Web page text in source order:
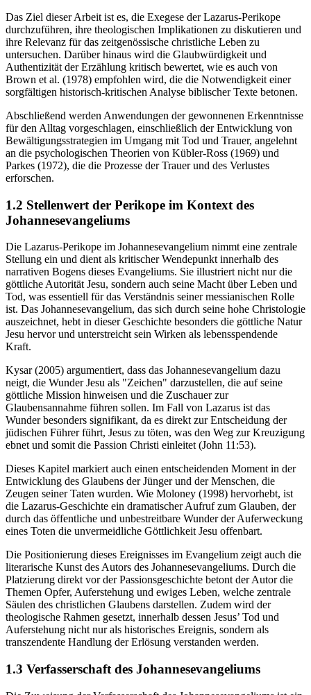
Das Ziel dieser Arbeit ist es, die Exegese der Lazarus-Perikope
durchzuführen, ihre theologischen Implikationen zu diskutieren und
ihre Relevanz für das zeitgenössische christliche Leben zu
untersuchen. Darüber hinaus wird die Glaubwürdigkeit und
Authentizität der Erzählung kritisch bewertet, wie es auch von
Brown et al. (1978) empfohlen wird, die die Notwendigkeit einer
sorgfältigen historisch-kritischen Analyse biblischer Texte betonen.
Abschließend werden Anwendungen der gewonnenen Erkenntnisse
für den Alltag vorgeschlagen, einschließlich der Entwicklung von
Bewältigungsstrategien im Umgang mit Tod und Trauer, angelehnt
an die psychologischen Theorien von Kübler-Ross (1969) und
Parkes (1972), die die Prozesse der Trauer und des Verlustes
erforschen.
1.2 Stellenwert der Perikope im Kontext des
Johannesevangeliums
Die Lazarus-Perikope im Johannesevangelium nimmt eine zentrale
Stellung ein und dient als kritischer Wendepunkt innerhalb des
narrativen Bogens dieses Evangeliums. Sie illustriert nicht nur die
göttliche Autorität Jesu, sondern auch seine Macht über Leben und
Tod, was essentiell für das Verständnis seiner messianischen Rolle
ist. Das Johannesevangelium, das sich durch seine hohe Christologie
auszeichnet, hebt in dieser Geschichte besonders die göttliche Natur
Jesu hervor und unterstreicht sein Wirken als lebensspendende
Kraft.
Kysar (2005) argumentiert, dass das Johannesevangelium dazu
neigt, die Wunder Jesu als "Zeichen" darzustellen, die auf seine
göttliche Mission hinweisen und die Zuschauer zur
Glaubensannahme führen sollen. Im Fall von Lazarus ist das
Wunder besonders signifikant, da es direkt zur Entscheidung der
jüdischen Führer führt, Jesus zu töten, was den Weg zur Kreuzigung
ebnet und somit die Passion Christi einleitet (John 11:53).
Dieses Kapitel markiert auch einen entscheidenden Moment in der
Entwicklung des Glaubens der Jünger und der Menschen, die
Zeugen seiner Taten wurden. Wie Moloney (1998) hervorhebt, ist
die Lazarus-Geschichte ein dramatischer Aufruf zum Glauben, der
durch das öffentliche und unbestreitbare Wunder der Auferweckung
eines Toten die unvermeidliche Göttlichkeit Jesu offenbart.
Die Positionierung dieses Ereignisses im Evangelium zeigt auch die
literarische Kunst des Autors des Johannesevangeliums. Durch die
Platzierung direkt vor der Passionsgeschichte betont der Autor die
Themen Opfer, Auferstehung und ewiges Leben, welche zentrale
Säulen des christlichen Glaubens darstellen. Zudem wird der
theologische Rahmen gesetzt, innerhalb dessen Jesus’ Tod und
Auferstehung nicht nur als historisches Ereignis, sondern als
transzendente Handlung der Erlösung verstanden werden.
1.3 Verfasserschaft des Johannesevangeliums